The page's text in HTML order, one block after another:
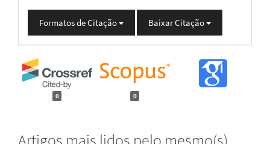
Formatos de Citação Baixar Citação
0 0